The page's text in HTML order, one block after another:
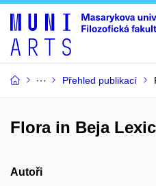
Přehled publikací
Flora in Beja
Autoři